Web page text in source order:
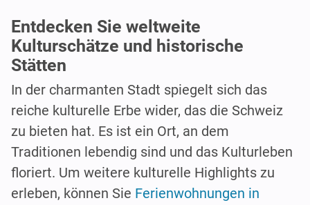
Entdecken Sie weltweite
Kulturschätze und historische
Stätten
In der charmanten Stadt spiegelt sich das
reiche kulturelle Erbe wider, das die Schweiz
zu bieten hat. Es ist ein Ort, an dem
Traditionen lebendig sind und das Kulturleben
floriert. Um weitere kulturelle Highlights zu
erleben, können Sie Ferienwohnungen in